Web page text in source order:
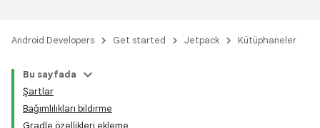
Android Developers Get started Jetpack Kütüphaneler
Bu sayfada
Şartlar
Bağımlılıkları bildirme
Gradle özellikleri ekleme